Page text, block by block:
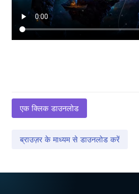
एक क्लिक डाउनलोड
ब्राउज़र के माध्यम से डाउनलोड करें